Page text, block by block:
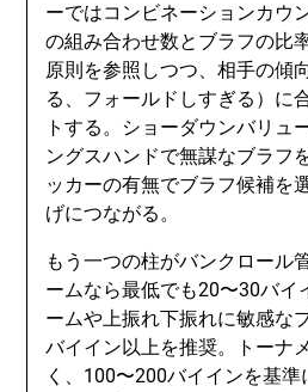
ーではコンビネーションカウ
の組み合わせ数とブラフの比
原則を参照しつつ、相手の傾
る、フォールドしすぎる）に
トする。ショーダウンバリュ
ングスハンドで無謀なブラフ
ッカーの有無でブラフ候補を
げにつながる。
もう一つの柱がバンクロール
ームなら最低でも20〜30バイ
ームや上振れ下振れに敏感な
バイイン以上を推奨。トーナ
く、100〜200バイインを基準